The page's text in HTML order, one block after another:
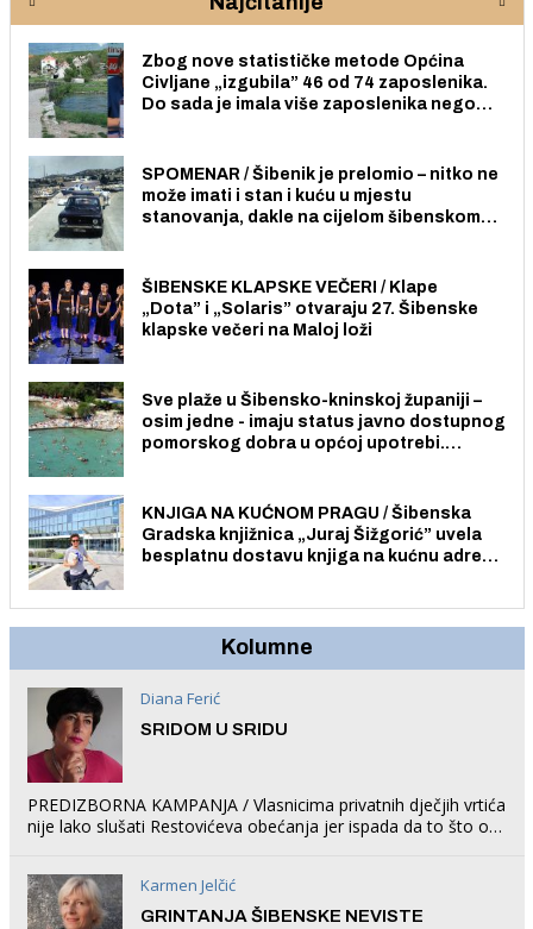
Zbog nove statističke metode Općina
Civljane „izgubila” 46 od 74 zaposlenika.
Do sada je imala više zaposlenika nego
SPOMENAR / Šibenik je prelomio – nitko ne
može imati i stan i kuću u mjestu
stanovanja, dakle na cijelom šibenskom
ŠIBENSKE KLAPSKE VEČERI / Klape
„Dota” i „Solaris” otvaraju 27. Šibenske
klapske večeri na Maloj loži
Sve plaže u Šibensko-kninskoj županiji –
osim jedne - imaju status javno dostupnog
pomorskog dobra u općoj upotrebi.
KNJIGA NA KUĆNOM PRAGU / Šibenska
Gradska knjižnica „Juraj Šižgorić” uvela
besplatnu dostavu knjiga na kućnu adresu
Kolumne
Diana Ferić
SRIDOM U SRIDU
PREDIZBORNA KAMPANJA / Vlasnicima privatnih dječjih vrtića
nije lako slušati Restovićeva obećanja jer ispada da to što oni
Karmen Jelčić
GRINTANJA ŠIBENSKE NEVISTE